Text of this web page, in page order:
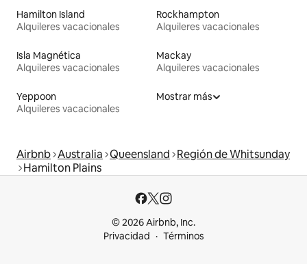
Hamilton Island
Alquileres vacacionales
Rockhampton
Alquileres vacacionales
Isla Magnética
Alquileres vacacionales
Mackay
Alquileres vacacionales
Yeppoon
Alquileres vacacionales
Mostrar más
Airbnb Australia Queensland Región de Whitsunday
Hamilton Plains
© 2026 Airbnb, Inc.
Privacidad
Términos